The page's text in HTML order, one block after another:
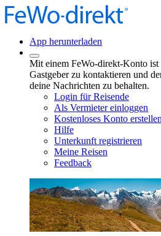
App herunterladen
Mit einem FeWo-direkt-Konto ist
Gastgeber zu kontaktieren und
deine Nachrichten zu behalten.
Login für Reisende
Als Vermieter einloggen
Kostenloses Konto erstellen
Hilfe
Unterkunft registrieren
Meine Reisen
Feedback